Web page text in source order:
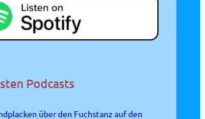
Podcasts
über den Fuchstanz auf den